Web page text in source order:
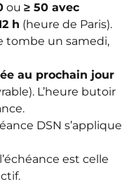
ou ≥ 50 avec
h (heure de Paris).
tombe un samedi,
au prochain jour
L’heure butoir
DSN s’applique
est celle